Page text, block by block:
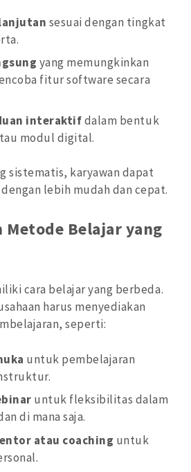
sesuai dengan tingkat
yang memungkinkan
fitur software secara
interaktifdalam bentuk
modul digital.
sistematis, karyawan dapat
lebih mudah dan cepat.
Metode Belajar yang
cara belajar yang berbeda.
harus menyediakan
seperti:
untuk pembelajaran
untuk fleksibilitas dalam
di mana saja.
atau coaching untuk